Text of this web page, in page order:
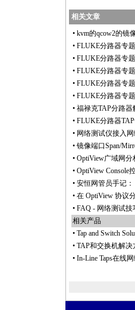
相关文章
• kvm的qcow2的镜
• FLUKE分路器专
• FLUKE分路器专
• FLUKE分路器专
• FLUKE分路器专
• FLUKE分路器专
• 福禄克TAP分路
• FLUKE分路器
• 网络测试仪接入
• 镜像端口Span/
• OptiView广域网
• OptiView Console
• 安恒网管员手记
• 在 OptiView 协议
• FAQ - 网络测试
相关产品
• Tap and Switch
• TAP和交换机解
• In-Line Taps在线